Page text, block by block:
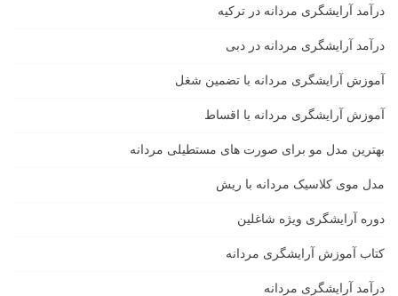
درآمد آرایشگری مردانه در ترکیه
درآمد آرایشگری مردانه در دبی
آموزش آرایشگری مردانه با تضمین شغل
آموزش آرایشگری مردانه با اقساط
بهترین مدل مو برای صورت های مستطیلی مردانه
مدل موی کلاسیک مردانه با ریش
دوره آرایشگری ویژه شاغلین
کتاب آموزش آرایشگری مردانه
درآمد آرایشگری مردانه